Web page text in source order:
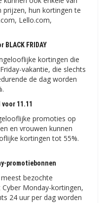
prijzen, hun kortingen te
Lello.com,
BLACK FRIDAY
kortingen die
vakantie, die slechts
de dag worden
voor 11.11
promoties op
en vrouwen kunnen
kortingen tot 55%.
promotiebonnen
bezochte
​​​​Monday-kortingen,
24 uur per dag worden